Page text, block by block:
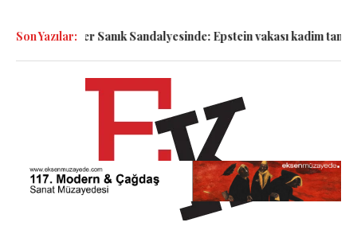
Son Yazılar:
Semboller Sanık Sandalyesinde: Epstein vakası kadim